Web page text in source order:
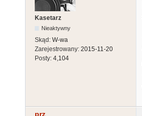
Kasetarz
Nieaktywny
Skąd: W-wa
Zarejestrowany: 2015-11-20
Posty: 4,104
prz